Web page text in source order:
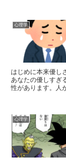
心理学
はじめに本来優し
あなたの優しすぎ
性があります。人
心理学